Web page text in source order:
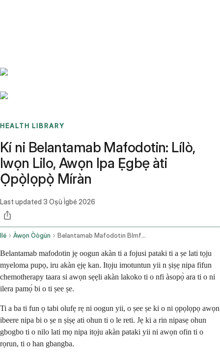
HEALTH LIBRARY
Kí ni Belantamab Mafodotin: Lílò,
Iwọn Lilo, Awọn Ipa Ẹgbẹ àti
Ọ̀pọ̀lọpọ̀ Míràn
Last updated 3 Oṣù Ìgbé 2026
Ilé Àwọn Òògùn Belantamab Mafodotin Blmf Intravenous Route
Belantamab mafodotin jẹ oogun akàn ti a fojusi pataki ti a ṣe lati tọju
myeloma pupọ, iru akàn ẹjẹ kan. Itọju imotuntun yii n ṣiṣẹ nipa fifun
chemotherapy taara si awọn sẹẹli akàn lakoko ti o nfi àsopọ̀ ara ti o ni
ilera pamọ́ bi o ti ṣee ṣe.
Ti a ba ti fun ọ tabi olufẹ rẹ ni oogun yii, o ṣee ṣe ki o ni ọpọlọpọ awọn
ibeere nipa bi o ṣe n ṣiṣẹ ati ohun ti o le reti. Jẹ ki a rin nipasẹ ohun
gbogbo ti o nilo lati mọ nipa itọju akàn pataki yii ni awọn ofin ti o
rọrun, ti o han gbangba.